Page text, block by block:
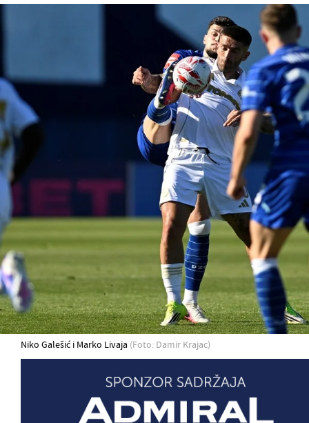
Niko Galešić i Marko Livaja (Foto: Damir Krajac)